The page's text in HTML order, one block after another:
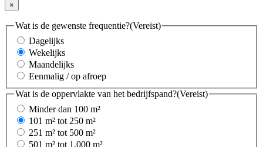
×
Wat is de gewenste frequentie?(Vereist)
Dagelijks
Wekelijks
Maandelijks
Eenmalig / op afroep
Wat is de oppervlakte van het bedrijfspand?(Vereist)
Minder dan 100 m²
101 m² tot 250 m²
251 m² tot 500 m²
501 m² tot 1.000 m²